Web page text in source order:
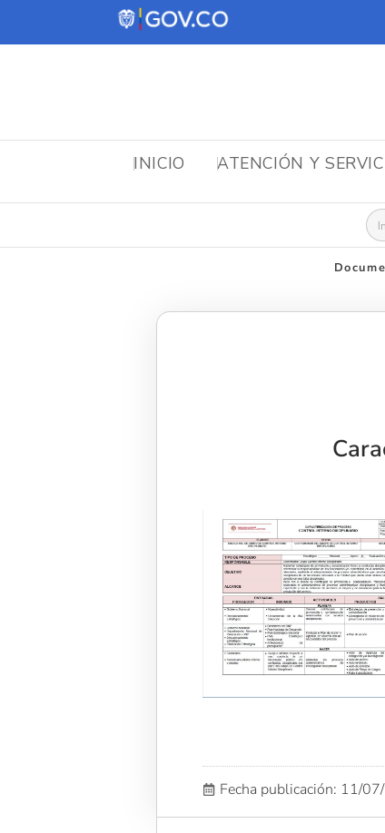
INICIO ATENCIÓN Y
Fecha publicación: 11/